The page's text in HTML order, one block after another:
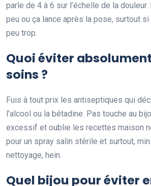
parle de 4 à 6 sur l’échelle de la
peu ou ça lance après la pose, surtout
peu trop.
Quoi éviter
soins ?
Fuis à tout prix les antiseptiques qui
l’alcool ou la bétadine. Pas touche au
excessif et oublie les recettes maison
pour un spray salin stérile et surtout,
nettoyage, hein.
Quel bijou pour éviter